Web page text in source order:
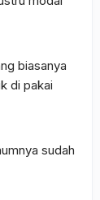
biasanya
di pakai
sudah